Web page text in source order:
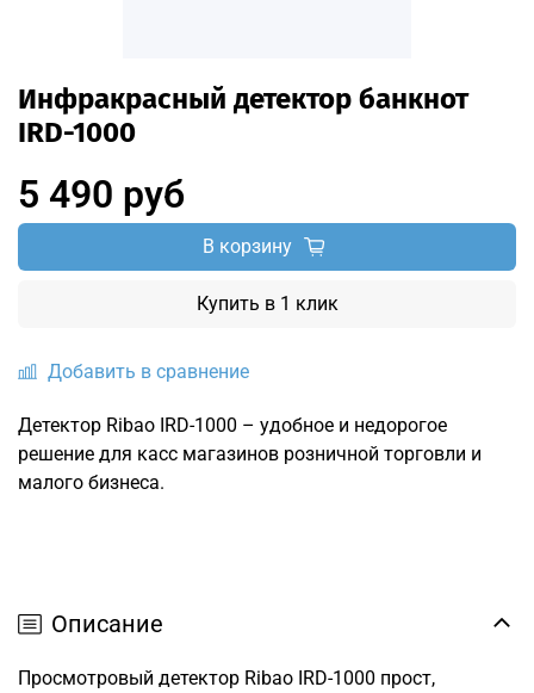
Инфракрасный детектор банкнот
IRD-1000
Добавить в сравнение
5 490 руб
В корзину
Купить в 1 клик
Детектор Ribao IRD-1000 – удобное и недорогое
решение для касс магазинов розничной торговли и
малого бизнеса.
Описание
Просмотровый детектор Ribao IRD-1000 прост,